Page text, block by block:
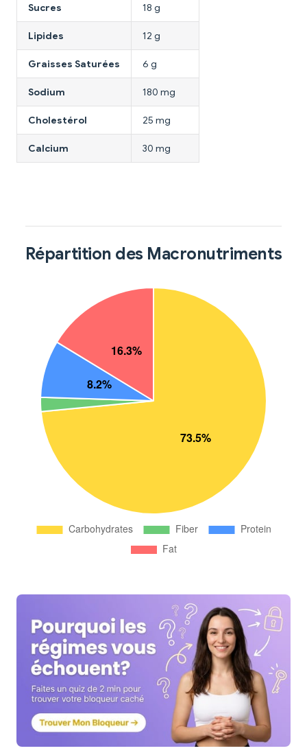
Sucres 18 g
Lipides 12 g
Graisses Saturées 6 g
Sodium 180 mg
Cholestérol 25 mg
Calcium 30 mg
Répartition des Macronutriments